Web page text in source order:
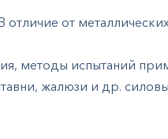
от
методы испытаний
жалюзи и др.